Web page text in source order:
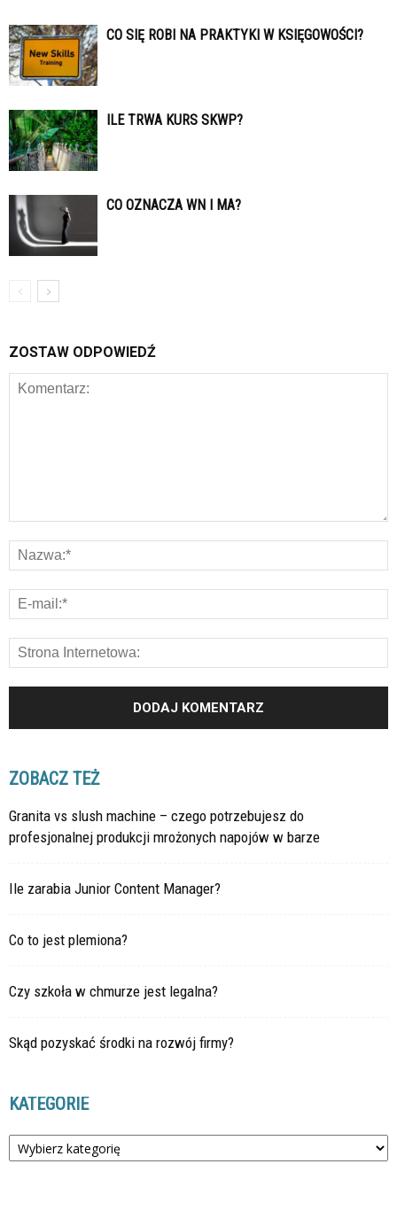
CO SIĘ ROBI NA PRAKTYKI W KSIĘGOWOŚCI?
ILE TRWA KURS SKWP?
CO OZNACZA WN I MA?
ZOSTAW ODPOWIEDŹ
ZOBACZ TEŻ
Granita vs slush machine – czego potrzebujesz do
profesjonalnej produkcji mrożonych napojów w barze
Ile zarabia Junior Content Manager?
Co to jest plemiona?
Czy szkoła w chmurze jest legalna?
Skąd pozyskać środki na rozwój firmy?
KATEGORIE
Kategorie